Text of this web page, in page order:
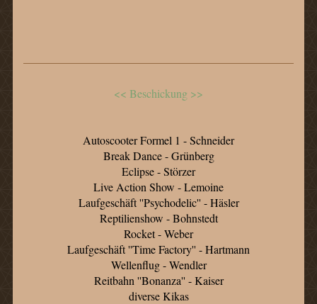
<< Beschickung >>
Autoscooter Formel 1 - Schneider
Break Dance - Grünberg
Eclipse - Störzer
Live Action Show - Lemoine
Laufgeschäft ''Psychodelic'' - Häsler
Reptilienshow - Bohnstedt
Rocket - Weber
Laufgeschäft ''Time Factory'' - Hartmann
Wellenflug - Wendler
Reitbahn ''Bonanza'' - Kaiser
diverse Kikas